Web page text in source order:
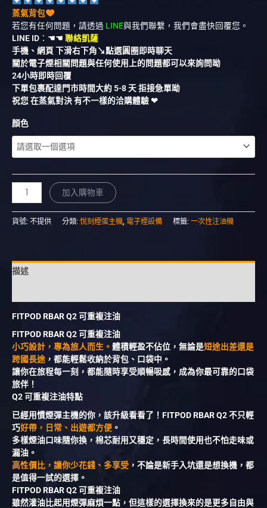
蒸氣背包
若您有任何問題，請透過 LINE與我們聯繫，我們會盡快回覆您。
LINE ID ： ☚☚ 聯絡凱薩
手機、網頁 下滑右下角↘︎點選圓圈即時聊天
關於電子煙相關問題與任何使用上的問題都可以來詢問呦
24小時即時回覆
下單包裹配達門市時間大約 5-8 天 拒接急單呦
祝您 在蒸氣對決 有不一樣的洽購體驗 ❤︎
顏色
加入購物車
貨號: 不提供 分類: 悅刻煙蛋主機, 電子煙設備 標籤: 一次性注油機
描述
FITPOD RBAR Q2 可重複注油
FITPOD RBAR Q2 可重複注油
小巧設計，專為旅人而生。 體積輕盈不佔位，無論是短途出差還是
跨國長途 ，都能輕鬆收納於背包、口袋中。
讓你在旅程每一刻，都能隨時享受順暢吸感，成為你最可靠的口袋
旅伴！
Q2 可重複注油特點
已經用慣煙彈主機的你，該升級看看了！FITPOD RBAR Q2 不只輕
巧好帶，日常、出遊都方便 。
多樣煙油口味隨你換，棉芯耐用又穩定，長時間使用也不怕走味或
漏油。
高性價比，讓你少花錢、多享受 ，不論是新手入坑還是想換機，都
是值得一試的選擇。
FITPOD RBAR Q2 可重複注油
雖然灌油比起用煙彈麻煩一點，但這樣的選擇換來的是更多自由與